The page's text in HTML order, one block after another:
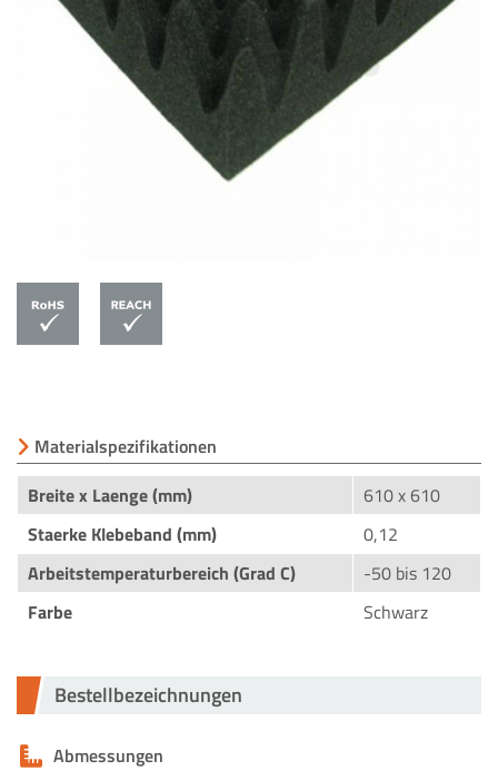
Materialspezifikationen
Breite x Laenge (mm)
610 x 610
Staerke Klebeband (mm)
0,12
Arbeitstemperaturbereich (Grad C)
-50 bis 120
Farbe
Schwarz
Bestellbezeichnungen
Abmessungen